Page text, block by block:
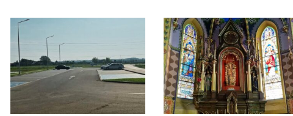
zostanie podpisana